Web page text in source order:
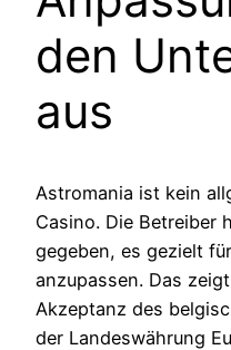
den
aus
Astromania ist kein
Casino. Die Betreiber
gegeben, es gezielt
anzupassen. Das
Akzeptanz des
der Landeswährung